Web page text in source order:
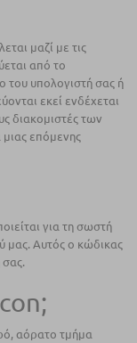
μαζί με τις
από το
του υπολογιστή σας ή
εκεί ενδέχεται
διακομιστές των
επόμενης
για τη σωστή
μας. Αυτός ο κώδικας
σας.
αόρατο τμήμα